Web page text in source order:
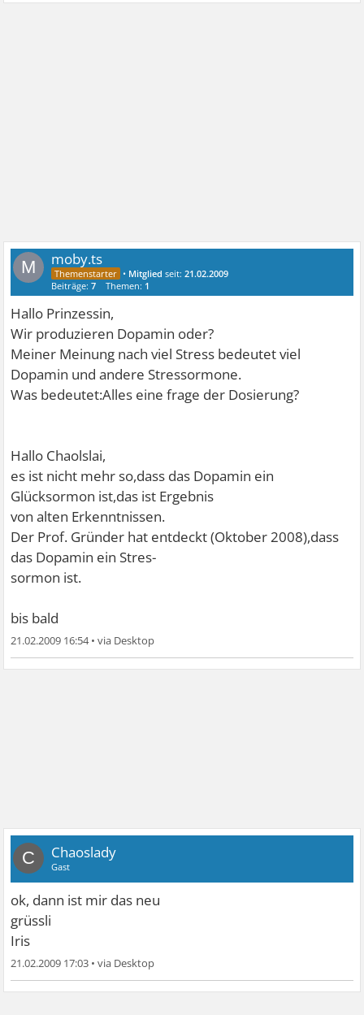
M moby.ts
• Mitglied seit:21.02.2009
Beiträge:7 Themen: 1
Hallo Prinzessin,
Wir produzieren Dopamin oder?
Meiner Meinung nach viel Stress bedeutet viel
Dopamin und andere Stressormone.
Was bedeutet:Alles eine frage der Dosierung?
Hallo Chaolslai,
es ist nicht mehr so,dass das Dopamin ein
Glücksormon ist,das ist Ergebnis
von alten Erkenntnissen.
Der Prof. Gründer hat entdeckt (Oktober 2008),dass
das Dopamin ein Stres-
sormon ist.
bis bald
21.02.2009 16:54•
C Chaoslady
Gast
ok, dann ist mir das neu
grüssli
Iris
21.02.2009 17:03 •